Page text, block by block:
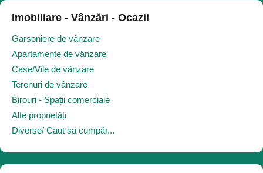
Imobiliare - Vânzări - Ocazii
Garsoniere de vânzare
Apartamente de vânzare
Case/Vile de vânzare
Terenuri de vânzare
Birouri - Spații comerciale
Alte proprietăți
Diverse/ Caut să cumpăr...